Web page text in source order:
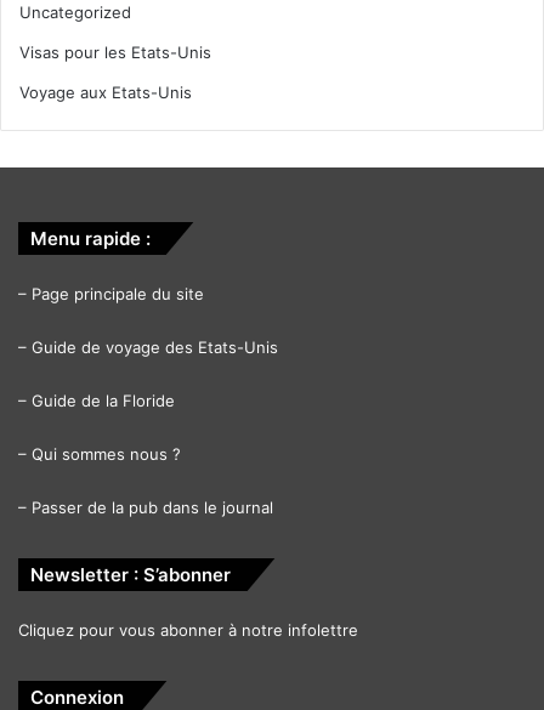
Uncategorized
Visas pour les Etats-Unis
Voyage aux Etats-Unis
Menu rapide :
– Page principale du site
– Guide de voyage des Etats-Unis
– Guide de la Floride
– Qui sommes nous ?
– Passer de la pub dans le journal
Newsletter : S’abonner
Cliquez pour vous abonner à notre infolettre
Connexion